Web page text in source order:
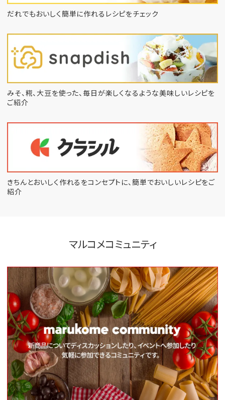
だれでもおいしく簡単に作れるレシピをチェック
みそ、糀、大豆を使った、毎日が楽しくなるような美味しいレシピを
ご紹介
きちんとおいしく作れるをコンセプトに、 簡単でおいしいレシピをご
紹介
マルコメコミュニティ